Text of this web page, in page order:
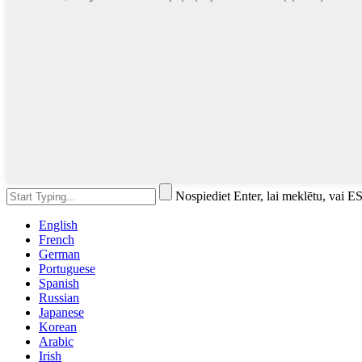
Nospiediet Enter, lai meklētu, vai
English
French
German
Portuguese
Spanish
Russian
Japanese
Korean
Arabic
Irish